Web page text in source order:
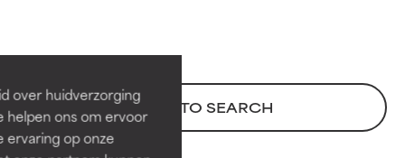
over huidverzorging
helpen ons om ervoor
ervaring op onze
BACK TO SEARCH
Bewezen en ondersteund door
onafhankelijk onderzoek.
Uitstekend actief ingrediënt
voor de meeste huidtypen of
Bewezen en ondersteund door
onafhankelijk onderzoek.
Uitstekend actief ingrediënt
voor de meeste huidtypen of